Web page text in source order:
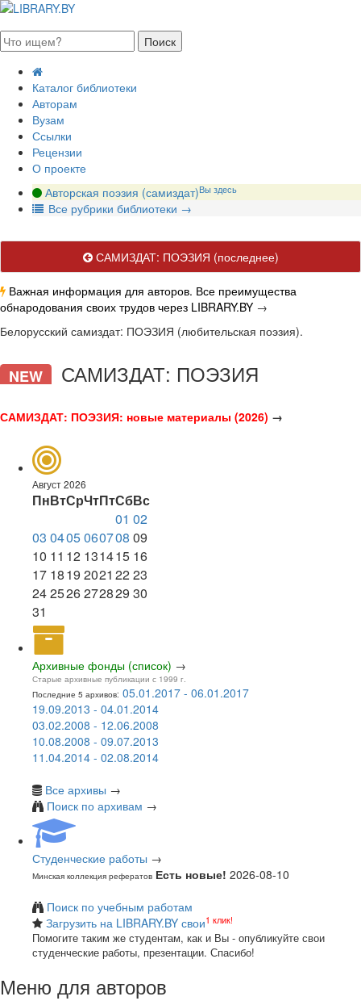
Каталог библиотеки
Авторам
Вузам
Ссылки
Рецензии
О проекте
Авторская поэзия (самиздат)Вы здесь
Все рубрики библиотеки →
САМИЗДАТ: ПОЭЗИЯ (последнее)
Важная информация для авторов. Все преимущества
обнародования своих трудов через LIBRARY.BY →
Белорусский самиздат: ПОЭЗИЯ (любительская поэзия).
NEW САМИЗДАТ: ПОЭЗИЯ
САМИЗДАТ: ПОЭЗИЯ: новые материалы (2026) →
Август 2026
ПнВтСрЧтПтСбВс
01 02
03 0405060708 09
10 11 12 131415 16
17 1819 2021 2223
242526272829 30
31
Архивные фонды (список) →
Старые архивные публикации с 1999 г.
Последние 5 архивов: 05.01.2017 - 06.01.2017
19.09.2013 - 04.01.2014
03.02.2008 - 12.06.2008
10.08.2008 - 09.07.2013
11.04.2014 - 02.08.2014
Все архивы →
Поиск по архивам →
Студенческие работы →
Минская коллекция рефератов Есть новые! 2026-08-10
Поиск по учебным работам
Загрузить на LIBRARY.BY свои1 клик!
Помогите таким же студентам, как и Вы - опубликуйте свои
студенческие работы, презентации. Спасибо!
Меню для авторов